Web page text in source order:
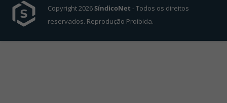
Copyright 2026SíndicoNet - Todos os direitos
reservados. Reprodução Proibida.